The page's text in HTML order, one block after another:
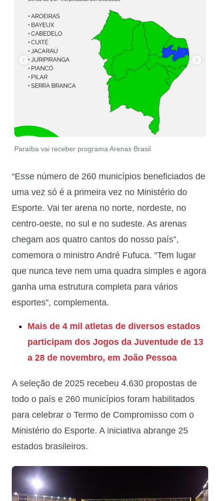
Paraíba vai receber programa Arenas Brasil
“Esse número de 260 municípios beneficiados de
uma vez só é a primeira vez no Ministério do
Esporte. Vai ter arena no norte, nordeste, no
centro-oeste, no sul e no sudeste. As arenas
chegam aos quatro cantos do nosso país”,
comemora o ministro André Fufuca. “Tem lugar
que nunca teve nem uma quadra simples e agora
ganha uma estrutura completa para vários
esportes”, complementa.
Mais de 4 mil atletas de diversos estados
participam dos Jogos da Juventude de 13
a 28 de novembro, em João Pessoa
A seleção de 2025 recebeu 4.630 propostas de
todo o país e 260 municípios foram habilitados
para celebrar o Termo de Compromisso com o
Ministério do Esporte. A iniciativa abrange 25
estados brasileiros.